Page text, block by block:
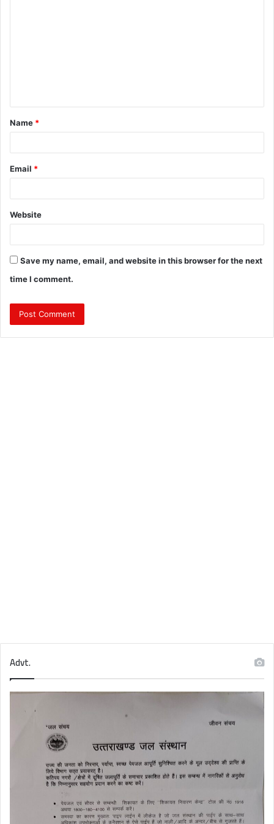
t
*
Name *
Email *
Website
Save my name, email, and website in this browser for the next
time I comment.
Advt.